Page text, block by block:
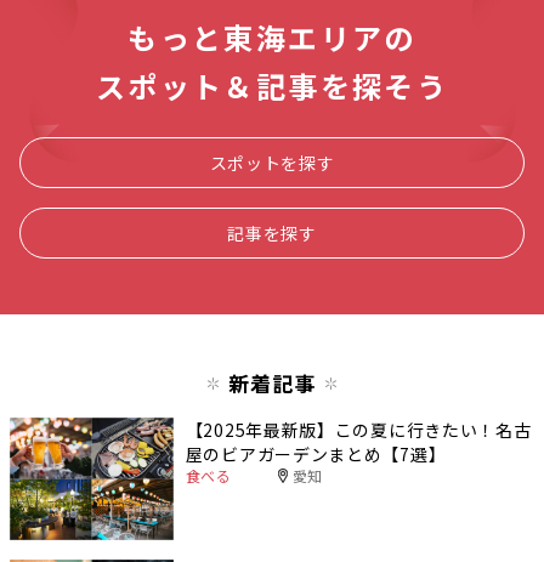
もっと東海エリアの
スポット＆記事を探そう
スポットを探す
記事を探す
新着記事
【2025年最新版】この夏に行きたい！名古
屋のビアガーデンまとめ【7選】
食べる 愛知